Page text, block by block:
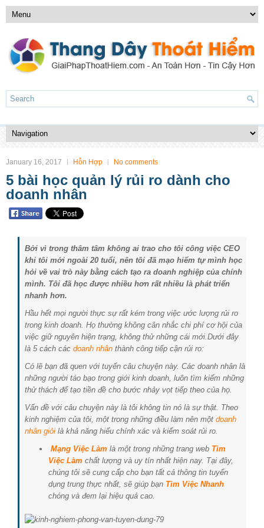
January 16, 2017 Hỗn Hợp No comments
5 bài học quản lý rủi ro dành cho
doanh nhân
Bởi vì trong thâm tâm không ai trao cho tôi công việc CEO
khi tôi mới ngoài 20 tuổi, nên tôi đã mạo hiểm tự mình học
hỏi về vai trò này bằng cách tạo ra doanh nghiệp của chính
mình. Tôi đã học được nhiều hơn rất nhiều là phát triển
nhanh hơn.
Hầu hết mọi người thực sự rất kém trong việc ước lượng rủi ro
trong kinh doanh. Họ thường không cân nhắc chi phí cơ hội của
việc giữ nguyên hiện trạng, không thử những cái mới.Dưới đây
là 5 cách các doanh nhân thành công tiếp cận rủi ro:
Có lẽ bạn đã quen với tuyến câu chuyện này. Các doanh nhân là
những người táo bạo trong giới kinh doanh, luôn tìm kiếm những
thử thách để tạo tiền đề cho bước nhảy vọt tiếp theo của họ.
Vấn đề với câu chuyện này là tôi không tin nó là sự thật. Theo
kinh nghiệm của tôi, một trong những điều làm nên một doanh
nhân giỏi là khả năng hiểu chính xác và kiểm soát rủi ro.
Mạng Việc Làm là một trong những trang web Tìm
Việc Làm chất lượng và uy tín nhất hiện nay. Tại đây,
chúng tôi sẽ cung cấp cho bạn tất cả thông tin tuyển
dụng trung thực nhất, sẽ giúp bạn Tìm Việc Nhanh
chóng và đem lại hiệu quả cao.